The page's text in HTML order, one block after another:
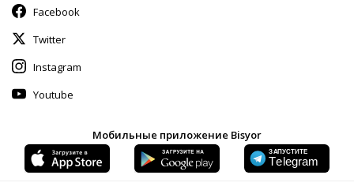
Facebook
Twitter
Instagram
Youtube
Мобильные приложение Bisyor